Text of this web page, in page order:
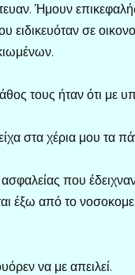
Ήμουν
ειδικευόταν σε
τους ήταν ότι με
στα χέρια μου τα
που
έξω από το
να με απειλεί.